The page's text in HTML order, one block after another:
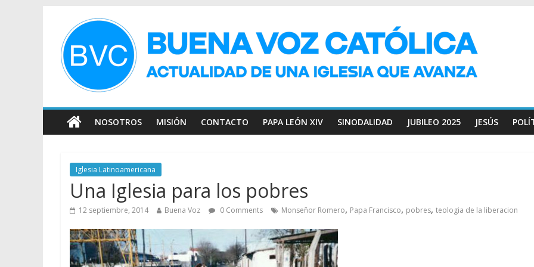
NOSOTROS MISIÓN CONTACTO PAPA LEÓN XIV SINODALIDAD JUBILEO 2025 JESÚS
Iglesia Latinoamericana
Una Iglesia para los pobres
12 septiembre, 2014 Buena Voz 0 Comments Monseñor Romero, Papa Francisco, pobres, teologia de la liberacion